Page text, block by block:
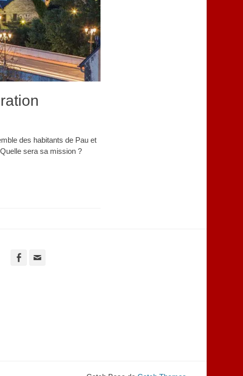
des habitants de Pau et
sera sa mission ?
Facebook